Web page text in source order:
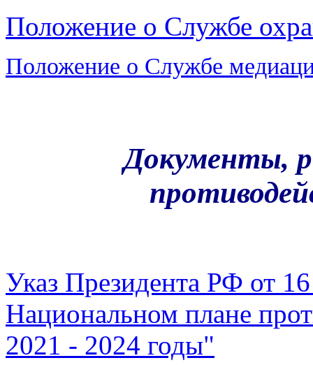
Положение о Службе
Положение о Службе
Документы,
Указ Президента РФ от
Национальном плане
2021 - 2024 годы"